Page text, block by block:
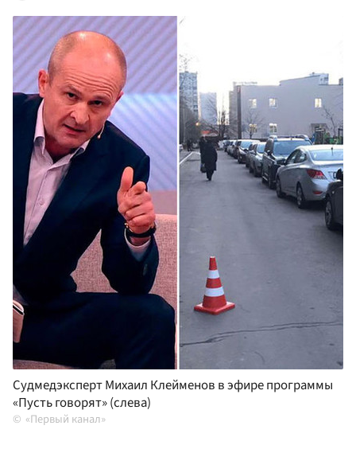
Судмедэксперт Михаил Клейменов в эфире программы
«Пусть говорят» (слева)
«Первый канал»